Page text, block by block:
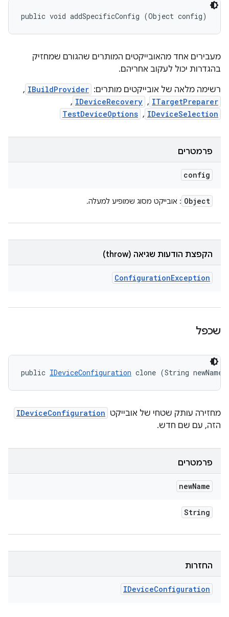
public void addSpecificConfig (Object config)
מעבירים אחד מהאובייקטים המותרים שהגורם שמחזיק
בהגדרות יכול לעקוב אחריהם.
רשימה מלאה של אובייקטים מותרים: IBuildProvider
,
ITargetPreparer
,
IDeviceRecovery
,
IDeviceSelection
,
TestDeviceOptions
פרמטרים
config
Object : אובייקט מסוג שמופיע למעלה.
הקפצת הודעות שגיאה (throw)
ConfigurationException
שכפל
public IDeviceConfiguration clone (String newName)
מחזירה עותק שטחי של אובייקט IDeviceConfiguration
הזה, עם שם חדש.
פרמטרים
newName
String
החזרות
IDeviceConfiguration